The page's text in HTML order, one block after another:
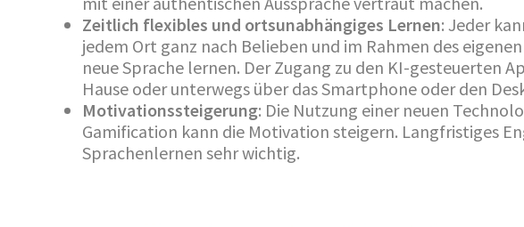
Zeitlich flexibles und ortsunabhängiges Lernen: Jeder
jedem Ort ganz nach Belieben und im Rahmen des
neue Sprache lernen. Der Zugang zu den KI-gesteuerten
Hause oder unterwegs über das Smartphone oder den
Motivationssteigerung: Die Nutzung einer neuen
Gamification kann die Motivation steigern. Langfristiges
Sprachenlernen sehr wichtig.